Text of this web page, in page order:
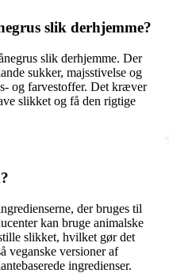
slik derhjemme?
slik derhjemme. Der
sukker, majsstivelse og
og farvestoffer. Det kræver
slikket og få den rigtige
der bruges til
kan bruge animalske
slikket, hvilket gør det
veganske versioner af
ingredienser.